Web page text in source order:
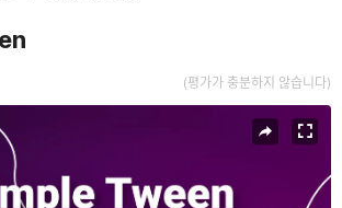
(평가가 충분하지 않습니다)